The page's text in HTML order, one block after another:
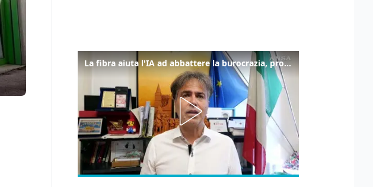
La fibra aiuta l'IA ad abbattere la burocrazia, progetto pilota in Veneto